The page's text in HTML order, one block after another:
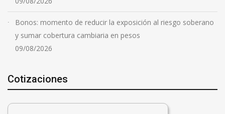
Bonos: momento de reducir la exposición al riesgo soberano
y sumar cobertura cambiaria en pesos
09/08/2026
Cotizaciones